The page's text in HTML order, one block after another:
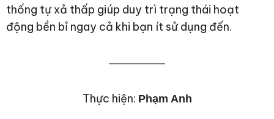
thống tự xả thấp giúp duy trì trạng thái hoạt
động bền bỉ ngay cả khi bạn ít sử dụng đến.
Thực hiện: Phạm Anh